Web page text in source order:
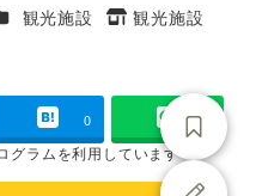
設ジャンル
観光施設
タグ
観光施設
0
グラムを利用しています